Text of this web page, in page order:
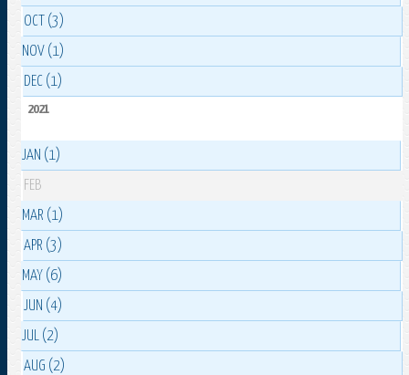
OCT (3)
NOV (1)
DEC (1)
2021
JAN (1)
FEB
MAR (1)
APR (3)
MAY (6)
JUN (4)
JUL (2)
AUG (2)